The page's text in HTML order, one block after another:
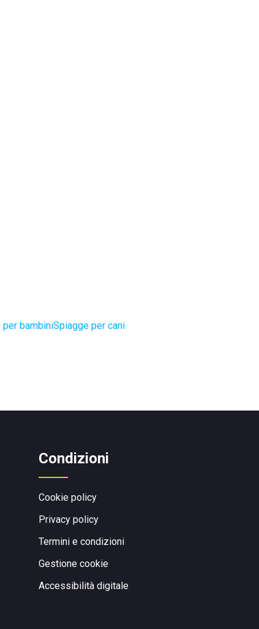
per bambiniSpiagge per cani
Condizioni
Cookie policy
Privacy policy
Termini e condizioni
Gestione cookie
Accessibilità digitale